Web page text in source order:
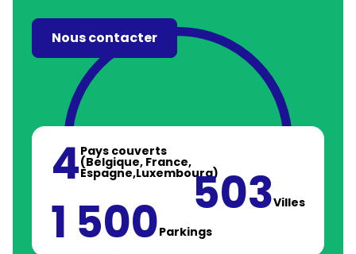
Nous contacter
4Pays couverts
(Belgique, France,
Espagne,Luxembourg)503Villes
1 500Parkings